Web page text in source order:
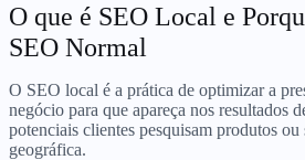
O que é SEO Local e
SEO Normal
O SEO local é a prática de optimizar a
negócio para que apareça nos resultados
potenciais clientes pesquisam produtos ou
geográfica.